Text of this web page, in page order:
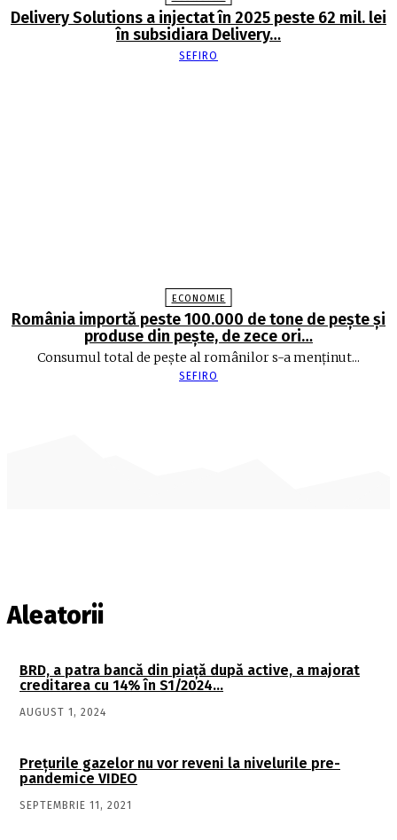
Delivery Solutions a injectat în 2025 peste 62 mil. lei
în subsidiara Delivery…
SEFIRO
ECONOMIE
România importă peste 100.000 de tone de peşte şi
produse din peşte, de zece ori…
Consumul total de peşte al ro­mâ­nilor s-a menţinut...
SEFIRO
Aleatorii
BRD, a patra bancă din piaţă după active, a majorat
creditarea cu 14% în S1/2024…
AUGUST 1, 2024
Preţurile gazelor nu vor reveni la nivelurile pre-
pandemice VIDEO
SEPTEMBRIE 11, 2021